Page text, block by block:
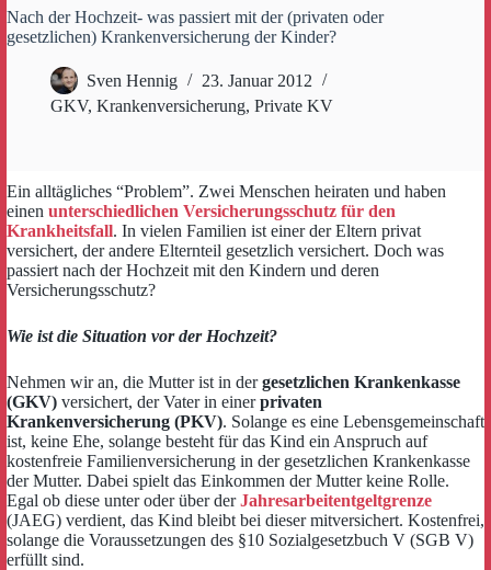
Nach der Hochzeit- was passiert mit der (privaten oder
gesetzlichen) Krankenversicherung der Kinder?
Sven Hennig
23. Januar 2012
GKV, Krankenversicherung, Private KV
Ein alltägliches “Problem”. Zwei Menschen heiraten und haben
einen unterschiedlichen Versicherungsschutz für den
Krankheitsfall. In vielen Familien ist einer der Eltern privat
versichert, der andere Elternteil gesetzlich versichert. Doch was
passiert nach der Hochzeit mit den Kindern und deren
Versicherungsschutz?
Wie ist die Situation vor der Hochzeit?
Nehmen wir an, die Mutter ist in dergesetzlichen Krankenkasse
(GKV) versichert, der Vater in einerprivaten
Krankenversicherung (PKV). Solange es eine Lebensgemeinschaft
ist, keine Ehe, solange besteht für das Kind ein Anspruch auf
kostenfreie Familienversicherung in der gesetzlichen Krankenkasse
der Mutter. Dabei spielt das Einkommen der Mutter keine Rolle.
Egal ob diese unter oder über derJahresarbeitentgeltgrenze
(JAEG) verdient, das Kind bleibt bei dieser mitversichert. Kostenfrei,
solange die Voraussetzungen des §10 Sozialgesetzbuch V (SGB V)
erfüllt sind.